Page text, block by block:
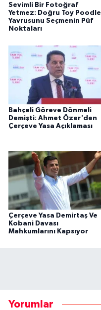
Sevimli Bir Fotoğraf
Yetmez: Doğru Toy Poodle
Yavrusunu Seçmenin Püf
Noktaları
Bahçeli Göreve Dönmeli
Demişti: Ahmet Özer'den
Çerçeve Yasa Açıklaması
Çerçeve Yasa Demirtaş Ve
Kobani Davası
Mahkumlarını Kapsıyor
Yorumlar